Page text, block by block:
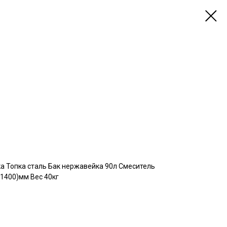
Топка сталь Бак нержавейка 90л Смеситель
Вес 40кг